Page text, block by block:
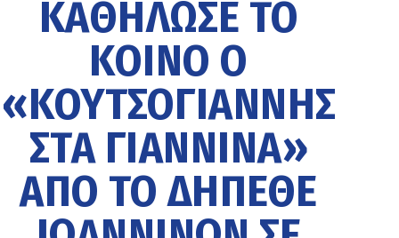
ΚΑΘΉΛΩΣΕ ΤΟ
ΚΟΙΝΌ Ο
«ΚΟΥΤΣΟΓΙΆΝΝΗΣ
ΣΤΑ ΓΙΆΝΝΙΝΑ»
ΑΠΌ ΤΟ ΔΗΠΕΘΕ